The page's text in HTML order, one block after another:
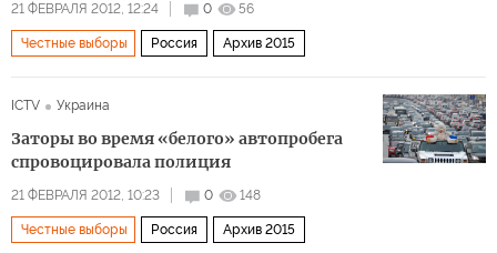
21 ФЕВРАЛЯ 2012, 12:24 0 56
Честные выборы Россия Архив 2015
ICTV Украина
Заторы во время «белого» автопробега
спровоцировала полиция
21 ФЕВРАЛЯ 2012, 10:23 0 148
Честные выборы Россия Архив 2015